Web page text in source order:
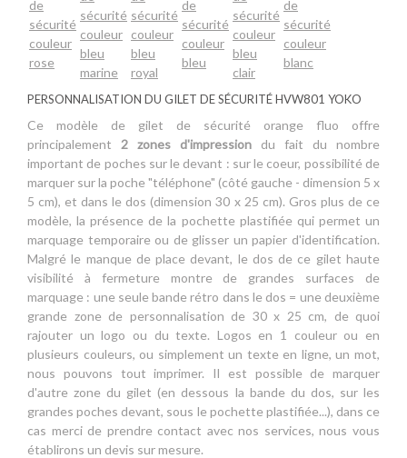
PERSONNALISATION DU GILET DE SÉCURITÉ HVW801 YOKO
Ce modèle de gilet de sécurité orange fluo offre
principalement 2 zones d'impression du fait du nombre
important de poches sur le devant : sur le coeur, possibilité de
marquer sur la poche "téléphone" (côté gauche - dimension 5 x
5 cm), et dans le dos (dimension 30 x 25 cm). Gros plus de ce
modèle, la présence de la pochette plastifiée qui permet un
marquage temporaire ou de glisser un papier d'identification.
Malgré le manque de place devant, le dos de ce gilet haute
visibilité à fermeture montre de grandes surfaces de
marquage : une seule bande rétro dans le dos = une deuxième
grande zone de personnalisation de 30 x 25 cm, de quoi
rajouter un logo ou du texte. Logos en 1 couleur ou en
plusieurs couleurs, ou simplement un texte en ligne, un mot,
nous pouvons tout imprimer. Il est possible de marquer
d'autre zone du gilet (en dessous la bande du dos, sur les
grandes poches devant, sous le pochette plastifiée...), dans ce
cas merci de prendre contact avec nos services, nous vous
établirons un devis sur mesure.